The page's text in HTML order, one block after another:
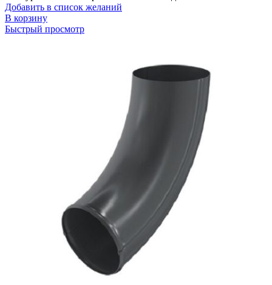
Добавить в список желаний
В корзину
Быстрый просмотр